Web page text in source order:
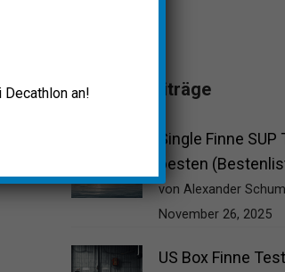
Beliebte Beiträge
Single Finne SUP
besten
von Alexander
November 26, 2025
US Box Finne
an!